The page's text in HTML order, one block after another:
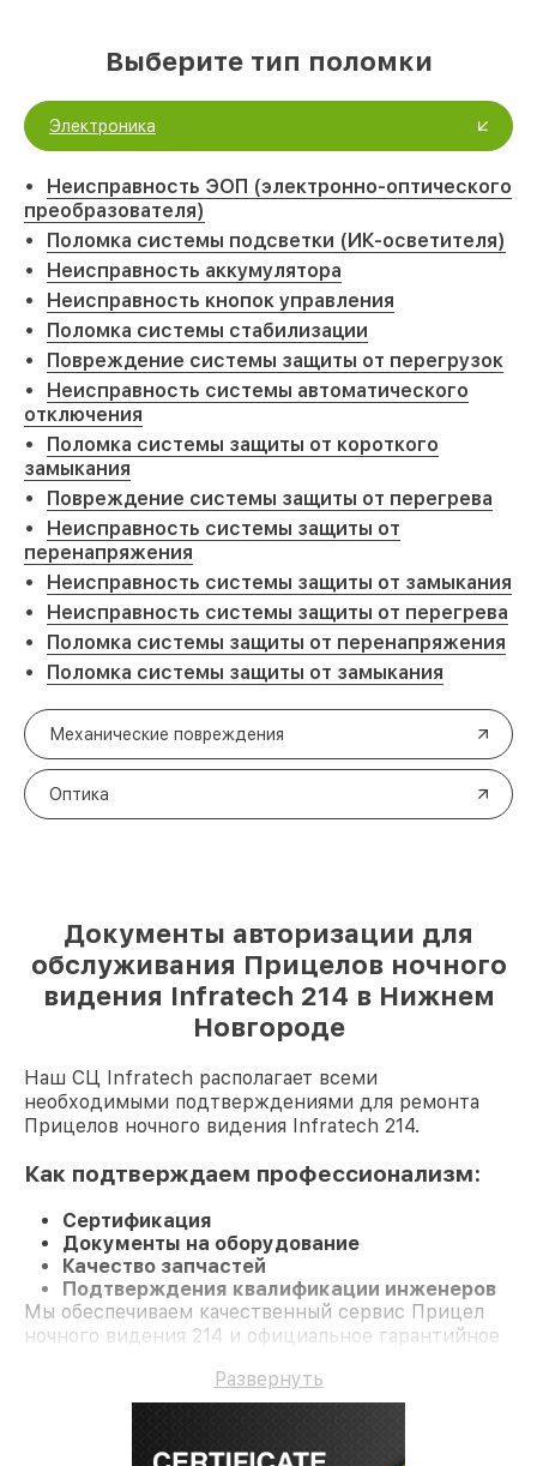
Выберите тип поломки
Электроника
Неисправность ЭОП (электронно-оптического
преобразователя)
Поломка системы подсветки (ИК-осветителя)
Неисправность аккумулятора
Неисправность кнопок управления
Поломка системы стабилизации
Повреждение системы защиты от перегрузок
Неисправность системы автоматического
отключения
Поломка системы защиты от короткого
замыкания
Повреждение системы защиты от перегрева
Неисправность системы защиты от
перенапряжения
Неисправность системы защиты от замыкания
Неисправность системы защиты от перегрева
Поломка системы защиты от перенапряжения
Поломка системы защиты от замыкания
Механические повреждения
Оптика
Документы авторизации для
обслуживания Прицелов ночного
видения Infratech 214 в Нижнем
Новгороде
Наш СЦ Infratech располагает всеми
необходимыми подтверждениями для ремонта
Прицелов ночного видения Infratech 214.
Как подтверждаем профессионализм:
Сертификация
Документы на оборудование
Качество запчастей
Подтверждения квалификации инженеров
Мы обеспечиваем качественный сервис Прицел
ночного видения 214 и официальное гарантийное
Развернуть